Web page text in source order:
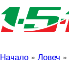
Начало » Ловеч »